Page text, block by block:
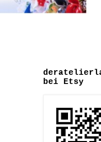
bei Etsy